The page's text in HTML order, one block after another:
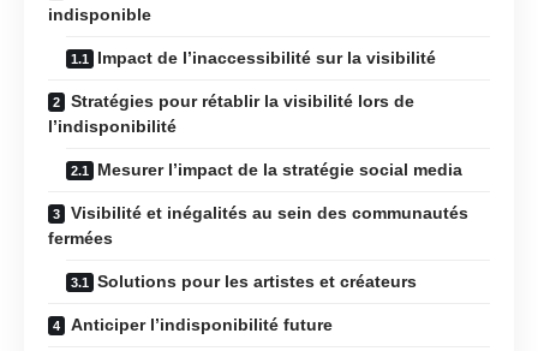
indisponible
Impact de l’inaccessibilité sur la visibilité
Stratégies pour rétablir la visibilité lors de
l’indisponibilité
Mesurer l’impact de la stratégie social media
Visibilité et inégalités au sein des communautés
fermées
Solutions pour les artistes et créateurs
Anticiper l’indisponibilité future